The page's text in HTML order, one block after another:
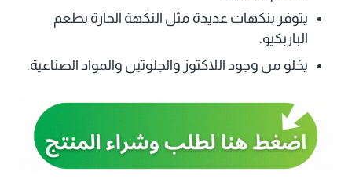
يتوفر بنكهات عديدة مثل النكهة الحارة بطعم
الباربكيو.
يخلو من وجود اللاكتوز والجلوتين والمواد الصناعية.